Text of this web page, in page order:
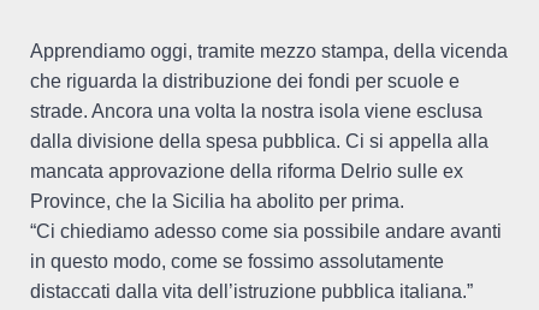
Apprendiamo oggi, tramite mezzo stampa, della vicenda
che riguarda la distribuzione dei fondi per scuole e
strade. Ancora una volta la nostra isola viene esclusa
dalla divisione della spesa pubblica. Ci si appella alla
mancata approvazione della riforma Delrio sulle ex
Province, che la Sicilia ha abolito per prima.
“Ci chiediamo adesso come sia possibile andare avanti
in questo modo, come se fossimo assolutamente
distaccati dalla vita dell’istruzione pubblica italiana.”